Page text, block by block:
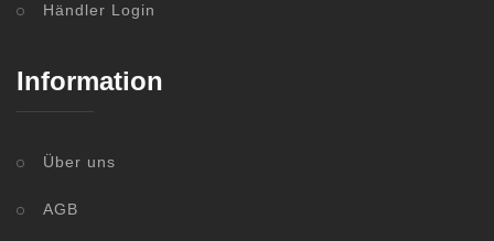
Händler Login
Information
Über uns
AGB